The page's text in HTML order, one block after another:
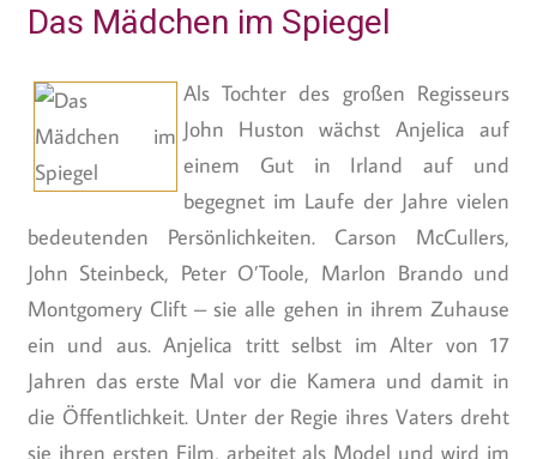
Das Mädchen im Spiegel
Als Tochter des großen Regisseurs
John Huston wächst Anjelica auf
einem Gut in Irland auf und
begegnet im Laufe der Jahre vielen
bedeutenden Persönlichkeiten. Carson McCullers,
John Steinbeck, Peter O’Toole, Marlon Brando und
Montgomery Clift – sie alle gehen in ihrem Zuhause
ein und aus. Anjelica tritt selbst im Alter von 17
Jahren das erste Mal vor die Kamera und damit in
die Öffentlichkeit. Unter der Regie ihres Vaters dreht
sie ihren ersten Film, arbeitet als Model und wird im